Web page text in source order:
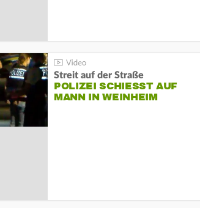
Streit auf der Straße
POLIZEI SCHIESST AUF M
ANN IN WEINHEIM